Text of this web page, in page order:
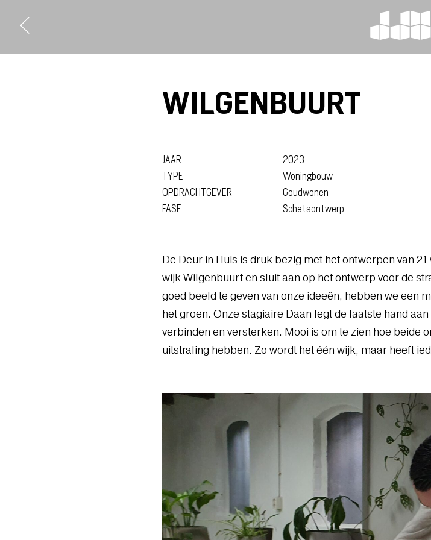
WILGENBUURT
JAAR
2023
TYPE
Woningbouw
OPDRACHTGEVER
Goudwonen
FASE
Schetsontwerp
De Deur in Huis is druk bezig met het ontwerpen van
wijk Wilgenbuurt en sluit aan op het ontwerp voor de
goed beeld te geven van onze ideeën, hebben we een
het groen. Onze stagiaire Daan legt de laatste hand
verbinden en versterken. Mooi is om te zien hoe beide
uitstraling hebben. Zo wordt het één wijk, maar heeft